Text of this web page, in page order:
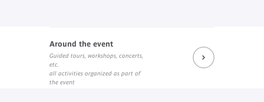
Around the event
Guided tours, workshops, concerts,
etc.
all activities organized as part of
the event